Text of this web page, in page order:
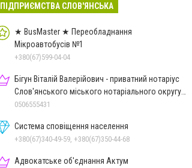
ПІДПРИЄМСТВА СЛОВ'ЯНСЬКА
★ BusMaster ★ Переобладнання
Мікроавтобусів №1
+380(67)599-04-04
Бігун Віталій Валерійович - приватний нотаріус
Слов'янського міського нотаріального округу
Дон.обл.
0506555431
Система сповіщення населення
+380(67)340-49-59, +380(67)350-44-68
Адвокатське об'єднання Актум